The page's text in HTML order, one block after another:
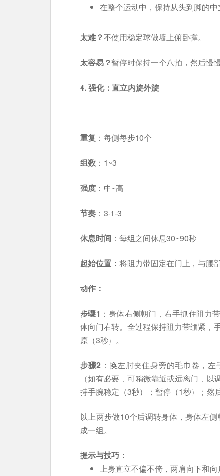
在整个运动中，保持从头到脚的中
太难？不使用稳定球做墙上俯卧撑。
太容易？暂停时保持一个八拍，然后慢
4. 强化：直立内旋外旋
重复 ：每侧每步10个
组数 ：1~3
强度 ：中~高
节奏 ：3-1-3
休息时间 ：每组之间休息30~90秒
起始位置： 将阻力带固定在门上，与腰
动作：
步骤1 ：身体右侧朝门，右手抓住阻力
体向门右转。全过程保持阻力带绷紧，
原（3秒）。
步骤2 ：换左肘夹住身旁的毛巾卷，
（如有必要，可稍微靠近或远离门，
持手腕稳定（3秒）；暂停（1秒）；然
以上两步做10个后调转身体，身体左
成一组。
提示与技巧：
上身直立不偏不倚，两肩向下和向